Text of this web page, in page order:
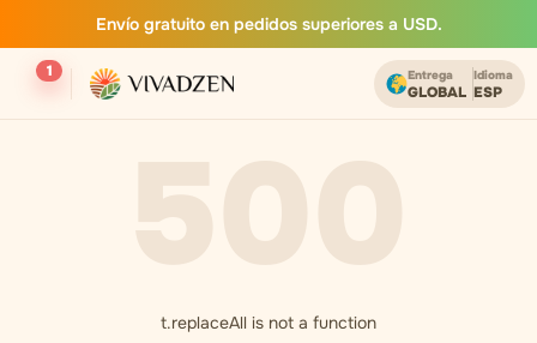
Envío gratuito en pedidos superiores a USD.
1 Entrega
GLOBAL
Idioma
ESP
t.replaceAll is not a function